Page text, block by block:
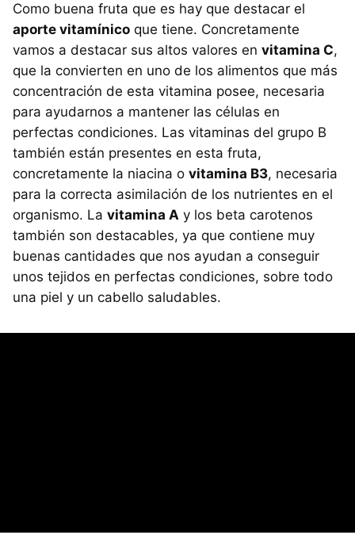
Como buena fruta que es hay que destacar el
aporte vitamínico que tiene. Concretamente
vamos a destacar sus altos valores en vitamina C,
que la convierten en uno de los alimentos que más
concentración de esta vitamina posee, necesaria
para ayudarnos a mantener las células en
perfectas condiciones. Las vitaminas del grupo B
también están presentes en esta fruta,
concretamente la niacina o vitamina B3, necesaria
para la correcta asimilación de los nutrientes en el
organismo. La vitamina A y los beta carotenos
también son destacables, ya que contiene muy
buenas cantidades que nos ayudan a conseguir
unos tejidos en perfectas condiciones, sobre todo
una piel y un cabello saludables.